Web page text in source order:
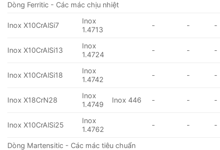
Dòng Ferritic - Các mác chịu nhiệt
Inox X10CrAlSi7
Inox
1.4713
- - -
Inox X10CrAlSi13
Inox
1.4724
- - -
Inox X10CrAlSi18
Inox
1.4742
- - -
Inox X18CrN28
Inox
1.4749
Inox 446 - - -
Inox X10CrAlSi25
Inox
1.4762
- - -
Dòng Martensitic - Các mác tiêu chuẩn